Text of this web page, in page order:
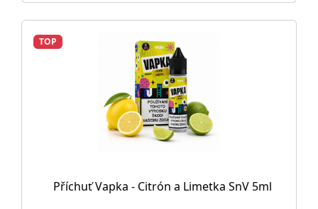
TOP
Příchuť Vapka - Citrón a Limetka SnV 5ml